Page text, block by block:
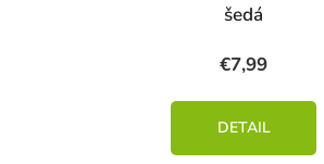
šedá
€7,99
DETAIL